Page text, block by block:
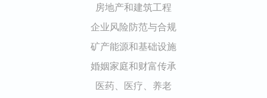
房地产和建筑工程
企业风险防范与合规
矿产能源和基础设施
婚姻家庭和财富传承
医药、医疗、养老